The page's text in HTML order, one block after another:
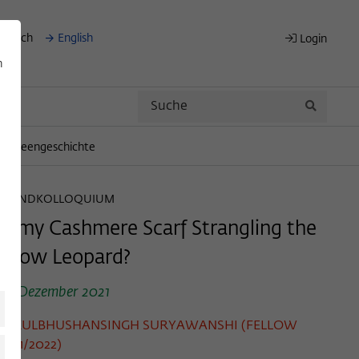
English Login
Ideengeschichte
my Cashmere Scarf Strangling the
Leopard?
Dezember 2021
KULBHUSHANSINGH SURYAWANSHI (FELLOW
2022)